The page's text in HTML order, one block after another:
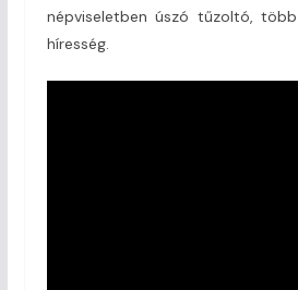
népviseletben úszó tűzoltó,
híresség.